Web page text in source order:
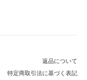
返品について
特定商取引法に基づく表記